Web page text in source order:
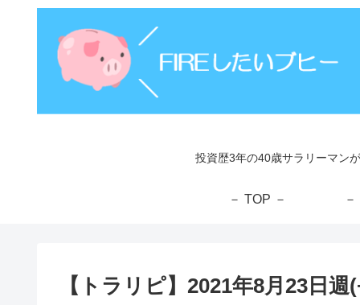
投資歴3年の40歳サラリーマン
－ TOP －
【トラリピ】2021年8月23日週